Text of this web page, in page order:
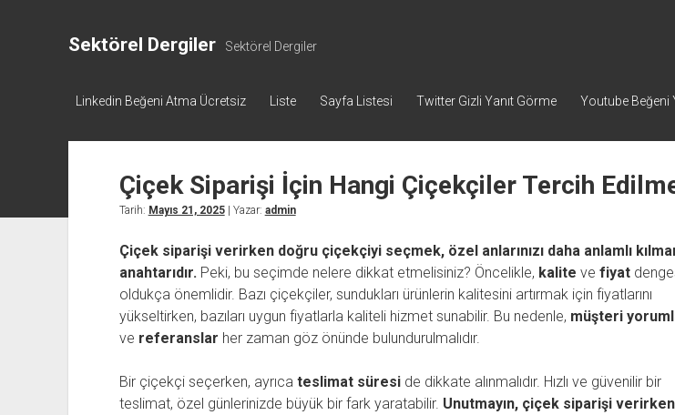
Sektörel Dergiler Sektörel Dergiler
Linkedin Beğeni Atma Ücretsiz Liste Sayfa Listesi Twitter Gizli Yanıt Görme Youtube Beğeni
Çiçek Siparişi İçin Hangi Çiçekçiler Tercih
Tarih: Mayıs 21, 2025| Yazar: admin
Çiçek siparişi verirken doğru çiçekçiyi seçmek, özel anlarınızı daha anlamlı
anahtarıdır.Peki, bu seçimde nelere dikkat etmelisiniz? Öncelikle, kalite ve fiyat
oldukça önemlidir. Bazı çiçekçiler, sundukları ürünlerin kalitesini artırmak için fiyatlarını
yükseltirken, bazıları uygun fiyatlarla kaliteli hizmet sunabilir. Bu nedenle, müşteri
ve referanslar her zaman göz önünde bulundurulmalıdır.
Bir çiçekçi seçerken, ayrıca teslimat süreside dikkate alınmalıdır. Hızlı ve güvenilir bir
teslimat, özel günlerinizde büyük bir fark yaratabilir. Unutmayın, çiçek siparişi verirken